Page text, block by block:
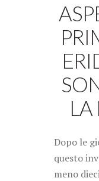
Dopo le
questo
meno